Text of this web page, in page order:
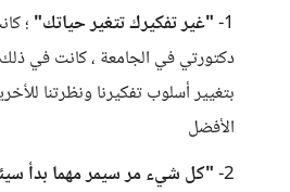
1- "غير تفكيرك تتغير حياتك" ؛
دكتورتي في الجامعة ، كانت في
بتغيير أسلوب تفكيرنا ونظرتنا
الأفضل
2- "كل شيء مر سيمر مهما بدأ